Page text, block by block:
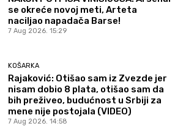
se okreće novoj meti, Arteta
naciljao napadača Barse!
7 Aug 2026. 15:29
KOŠARKA
Rajaković: Otišao sam iz Zvezde jer
nisam dobio 8 plata, otišao sam da
bih preživeo, budućnost u Srbiji za
mene nije postojala (VIDEO)
7 Aug 2026. 14:58